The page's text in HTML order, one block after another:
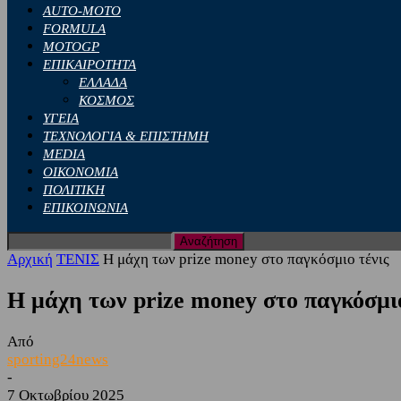
AUTO-MOTO
FORMULA
MOTOGP
ΕΠΙΚΑΙΡΟΤΗΤΑ
ΕΛΛΑΔΑ
ΚΟΣΜΟΣ
ΥΓΕΙΑ
ΤΕΧΝΟΛΟΓΙΑ & ΕΠΙΣΤΗΜΗ
MEDIA
ΟΙΚΟΝΟΜΙΑ
ΠΟΛΙΤΙΚΗ
ΕΠΙΚΟΙΝΩΝΙΑ
Αρχική ΤΕΝΙΣ Η μάχη των prize money στο παγκόσμιο τένις
Η μάχη των prize money στο
Από
sporting24news
-
7 Οκτωβρίου 2025